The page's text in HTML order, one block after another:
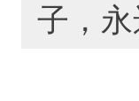
子，